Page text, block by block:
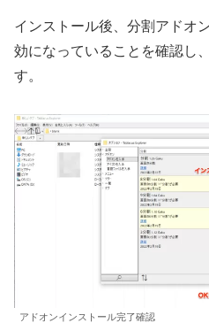
インストール後、分割アドオ
効になっていることを確認し
す。
アドオンインストール完了確認